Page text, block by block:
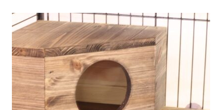
tuotteella
on
useampi
muunnelma.
Voit
tehdä
valinnat
tuotteen